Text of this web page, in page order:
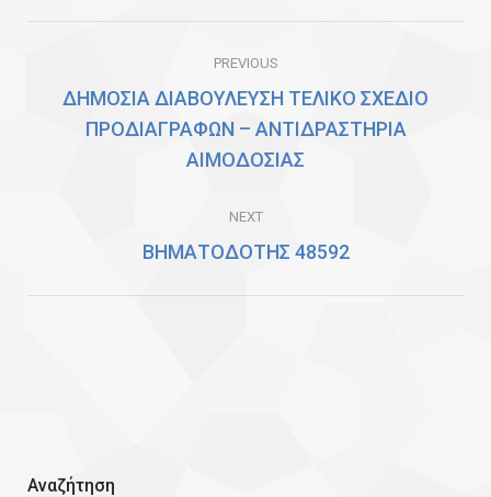
PREVIOUS
Previous
post:
ΔΗΜΟΣΙΑ ΔΙΑΒΟΥΛΕΥΣΗ ΤΕΛΙΚΟ ΣΧΕΔΙΟ
ΠΡΟΔΙΑΓΡΑΦΩΝ – ΑΝΤΙΔΡΑΣΤΗΡΙΑ
ΑΙΜΟΔΟΣΙΑΣ
NEXT
Next
ΒΗΜΑΤΟΔΟΤΗΣ 48592
Αναζήτηση